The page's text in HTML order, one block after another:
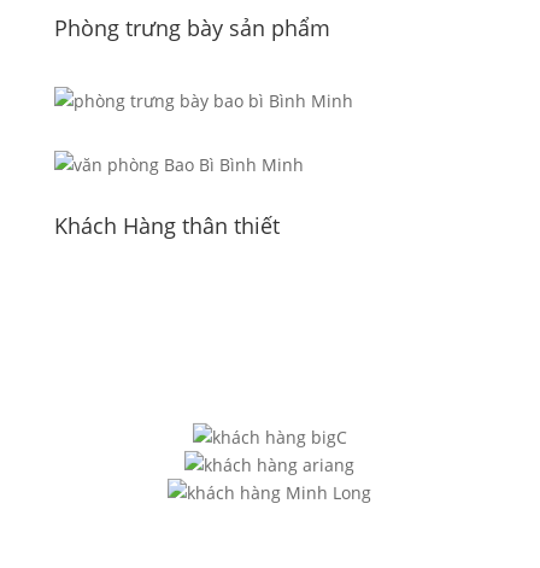
Phòng trưng bày sản phẩm
Khách Hàng thân thiết